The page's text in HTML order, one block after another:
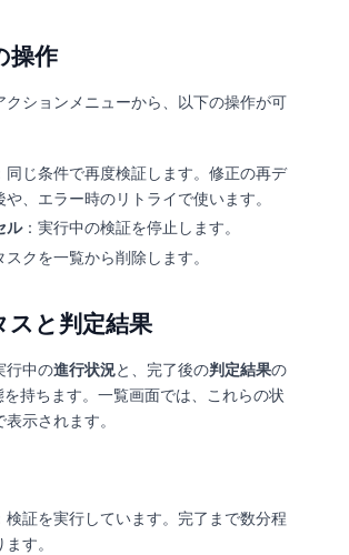
操作
クションメニューから、以下の操作が可
同じ条件で再度検証します。修正の再デ
や、エラー時のリトライで使います。
ル：実行中の検証を停止します。
スクを一覧から削除します。
スと判定結果
行中の進行状況と、完了後の判定結果の
持ちます。一覧画面では、これらの状
示されます。
検証を実行しています。完了まで数分程
す。